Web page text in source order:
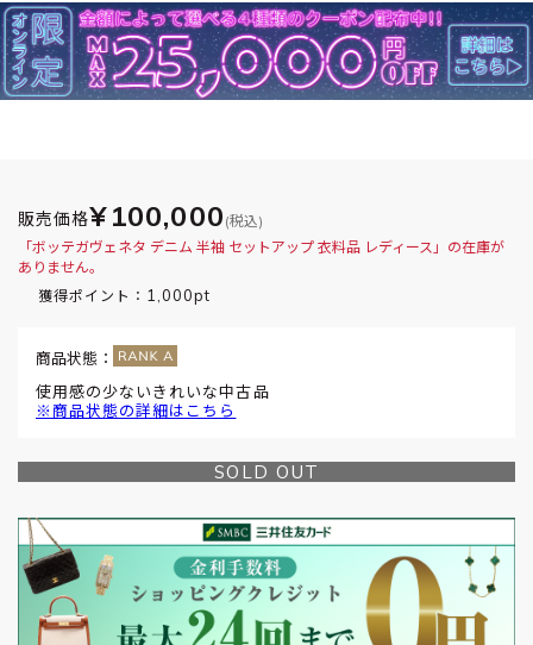
販売価格¥100,000 (税込)
「ボッテガヴェネタ デニム 半袖 セットアップ 衣料品 レディース」の在庫が
ありません。
獲得ポイント： 1,000pt
商品状態：
使用感の少ないきれいな中古品
※商品状態の詳細はこちら
SOLD OUT